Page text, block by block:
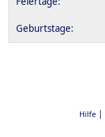
Hilfe|